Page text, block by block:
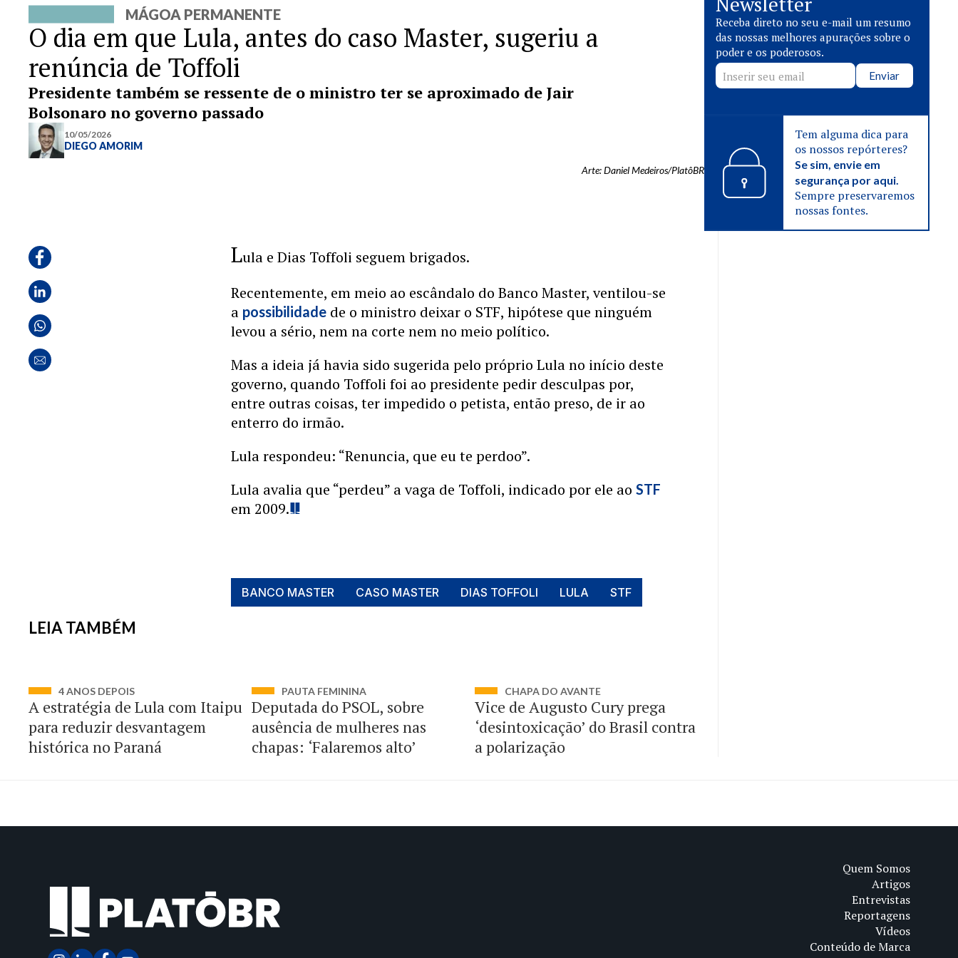
MÁGOA PERMANENTE
O dia em que Lula, antes do caso Master, sugeriu a
renúncia de Toffoli
Presidente também se ressente de o ministro ter se aproximado de Jair
Bolsonaro no governo passado
10/05/2026
DIEGO AMORIM
Arte: Daniel Medeiros/PlatôBR
Lula e Dias Toffoli seguem brigados.
Recentemente, em meio ao escândalo do Banco Master, ventilou-se
a possibilidade de o ministro deixar o STF, hipótese que ninguém
levou a sério, nem na corte nem no meio político.
Mas a ideia já havia sido sugerida pelo próprio Lula no início deste
governo, quando Toffoli foi ao presidente pedir desculpas por,
entre outras coisas, ter impedido o petista, então preso, de ir ao
enterro do irmão.
Lula respondeu: “Renuncia, que eu te perdoo”.
Lula avalia que “perdeu” a vaga de Toffoli, indicado por ele aoSTF
em 2009.
BANCO MASTER CASO MASTER DIAS TOFFOLI LULA STF
LEIA TAMBÉM
4 ANOS DEPOIS
A estratégia de Lula com Itaipu
para reduzir desvantagem
histórica no Paraná
PAUTA FEMININA
Deputada do PSOL, sobre
ausência de mulheres nas
chapas: ‘Falaremos alto’
CHAPA DO AVANTE
Vice de Augusto Cury prega
‘desintoxicação’ do Brasil contra
a polarização
Receba direto no seu e-mail um resumo
das nossas melhores apurações sobre o
poder e os poderosos.
Enviar
Tem alguma dica para
os nossos repórteres?
Se sim, envie em
segurança por aqui.
Sempre preservaremos
nossas fontes.
Quem Somos
Artigos
Entrevistas
Reportagens
Vídeos
Conteúdo de Marca